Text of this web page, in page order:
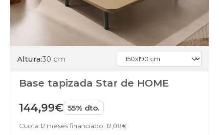
Altura:30 cm
Base tapizada Star de HOME
144,99€ 55% dto.
Cuota 12 meses financiado: 12,08€